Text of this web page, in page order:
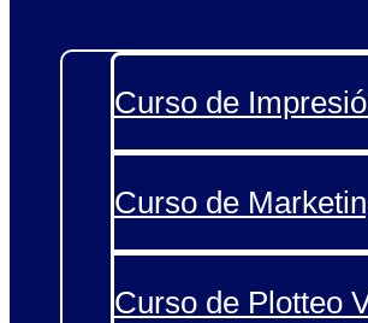
Curso de
Curso de
Curso de Plotteo